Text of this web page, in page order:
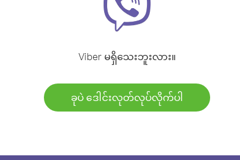
Viber မရှိသေးဘူးလား။
ခုပဲ ဒေါင်းလုတ်လုပ်လိုက်ပါ